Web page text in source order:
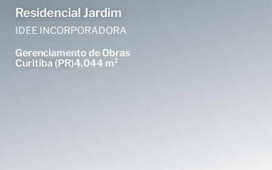
Residencial Jardim
IDEE INCORPORADORA
Gerenciamento de Obras
Curitiba (PR)4.044 m²